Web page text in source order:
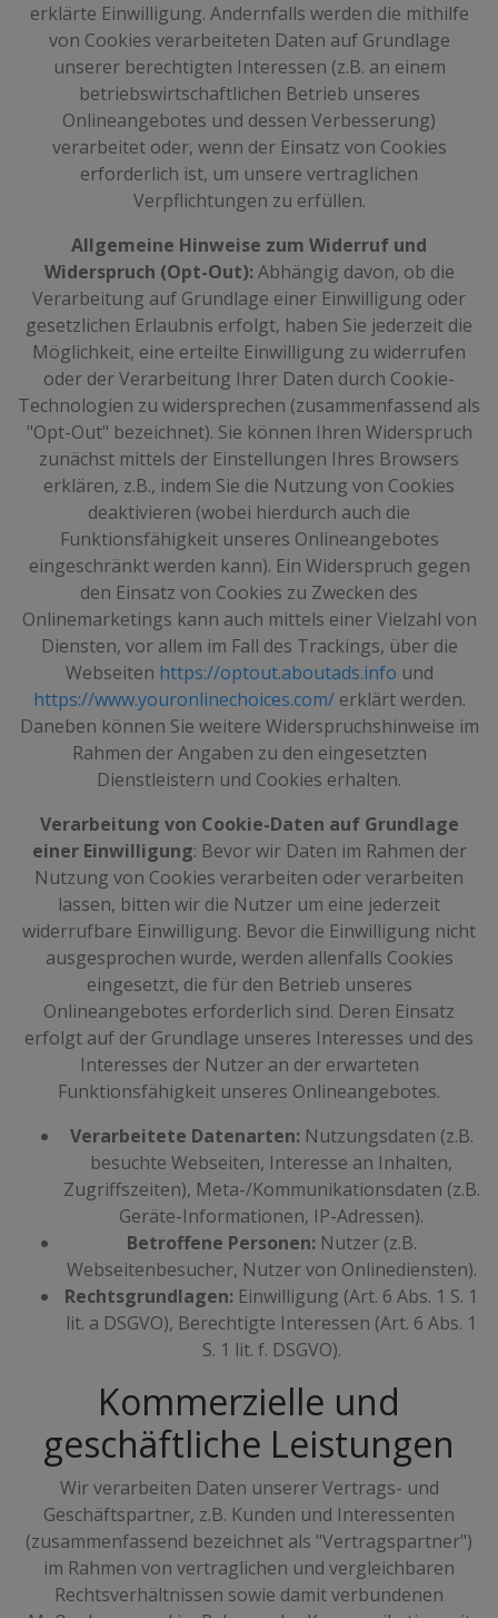
erklärte Einwilligung. Andernfalls werden die mithilfe
von Cookies verarbeiteten Daten auf Grundlage
unserer berechtigten Interessen (z.B. an einem
betriebswirtschaftlichen Betrieb unseres
Onlineangebotes und dessen Verbesserung)
verarbeitet oder, wenn der Einsatz von Cookies
erforderlich ist, um unsere vertraglichen
Verpflichtungen zu erfüllen.
Allgemeine Hinweise zum Widerruf und
Widerspruch (Opt-Out):Abhängig davon, ob die
Verarbeitung auf Grundlage einer Einwilligung oder
gesetzlichen Erlaubnis erfolgt, haben Sie jederzeit die
Möglichkeit, eine erteilte Einwilligung zu widerrufen
oder der Verarbeitung Ihrer Daten durch Cookie-
Technologien zu widersprechen (zusammenfassend als
"Opt-Out" bezeichnet). Sie können Ihren Widerspruch
zunächst mittels der Einstellungen Ihres Browsers
erklären, z.B., indem Sie die Nutzung von Cookies
deaktivieren (wobei hierdurch auch die
Funktionsfähigkeit unseres Onlineangebotes
eingeschränkt werden kann). Ein Widerspruch gegen
den Einsatz von Cookies zu Zwecken des
Onlinemarketings kann auch mittels einer Vielzahl von
Diensten, vor allem im Fall des Trackings, über die
Webseiten https://optout.aboutads.info und
https://www.youronlinechoices.com/erklärt werden.
Daneben können Sie weitere Widerspruchshinweise im
Rahmen der Angaben zu den eingesetzten
Dienstleistern und Cookies erhalten.
Verarbeitung von Cookie-Daten auf Grundlage
einer Einwilligung: Bevor wir Daten im Rahmen der
Nutzung von Cookies verarbeiten oder verarbeiten
lassen, bitten wir die Nutzer um eine jederzeit
widerrufbare Einwilligung. Bevor die Einwilligung nicht
ausgesprochen wurde, werden allenfalls Cookies
eingesetzt, die für den Betrieb unseres
Onlineangebotes erforderlich sind. Deren Einsatz
erfolgt auf der Grundlage unseres Interesses und des
Interesses der Nutzer an der erwarteten
Funktionsfähigkeit unseres Onlineangebotes.
Verarbeitete Datenarten:Nutzungsdaten (z.B.
besuchte Webseiten, Interesse an Inhalten,
Zugriffszeiten), Meta-/Kommunikationsdaten (z.B.
Geräte-Informationen, IP-Adressen).
Betroffene Personen:Nutzer (z.B.
Webseitenbesucher, Nutzer von Onlinediensten).
Rechtsgrundlagen: Einwilligung (Art. 6 Abs. 1 S. 1
lit. a DSGVO), Berechtigte Interessen (Art. 6 Abs. 1
S. 1 lit. f. DSGVO).
Kommerzielle und
geschäftliche Leistungen
Wir verarbeiten Daten unserer Vertrags- und
Geschäftspartner, z.B. Kunden und Interessenten
(zusammenfassend bezeichnet als "Vertragspartner")
im Rahmen von vertraglichen und vergleichbaren
Rechtsverhältnissen sowie damit verbundenen